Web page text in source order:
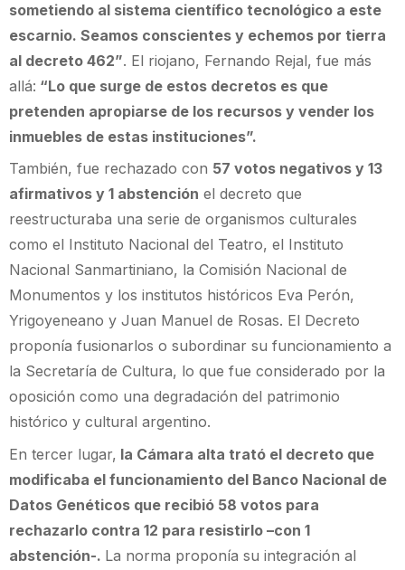
sometiendo al sistema científico tecnológico a este
escarnio. Seamos conscientes y echemos por tierra
al decreto 462”. El riojano, Fernando Rejal, fue más
allá: “Lo que surge de estos decretos es que
pretenden apropiarse de los recursos y vender los
inmuebles de estas instituciones”.
También, fue rechazado con 57 votos negativos y 13
afirmativos y 1 abstención el decreto que
reestructuraba una serie de organismos culturales
como el Instituto Nacional del Teatro, el Instituto
Nacional Sanmartiniano, la Comisión Nacional de
Monumentos y los institutos históricos Eva Perón,
Yrigoyeneano y Juan Manuel de Rosas. El Decreto
proponía fusionarlos o subordinar su funcionamiento a
la Secretaría de Cultura, lo que fue considerado por la
oposición como una degradación del patrimonio
histórico y cultural argentino.
En tercer lugar, la Cámara alta trató el decreto que
modificaba el funcionamiento del Banco Nacional de
Datos Genéticos que recibió 58 votos para
rechazarlo contra 12 para resistirlo –con 1
abstención-. La norma proponía su integración al